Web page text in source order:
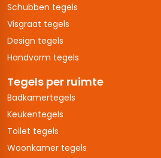
Schubben tegels
Visgraat tegels
Design tegels
Handvorm tegels
Tegels per ruimte
Badkamertegels
Keukentegels
Toilet tegels
Woonkamer tegels